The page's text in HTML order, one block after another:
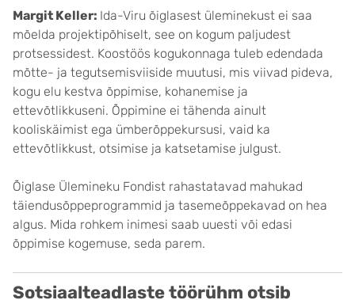
Margit Keller: Ida-Viru õiglasest üleminekust ei saa
mõelda projektipõhiselt, see on kogum paljudest
protsessidest. Koostöös kogukonnaga tuleb edendada
mõtte- ja tegutsemisviiside muutusi, mis viivad pideva,
kogu elu kestva õppimise, kohanemise ja
ettevõtlikkuseni. Õppimine ei tähenda ainult
kooliskäimist ega ümberõppekursusi, vaid ka
ettevõtlikkust, otsimise ja katsetamise julgust.
Õiglase Ülemineku Fondist rahastatavad mahukad
täiendusõppeprogrammid ja tasemeõppekavad on hea
algus. Mida rohkem inimesi saab uuesti või edasi
õppimise kogemuse, seda parem.
Sotsiaalteadlaste töörühm otsib